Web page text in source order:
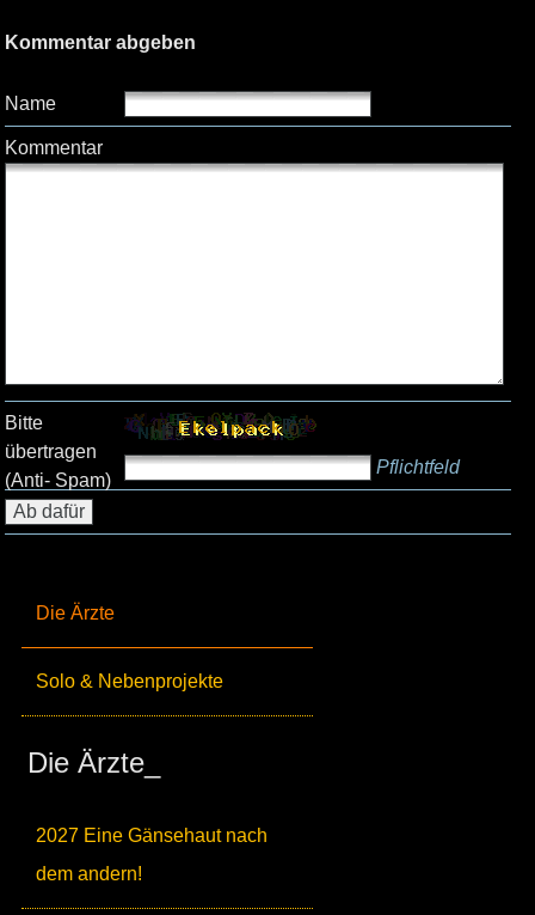
Die Ärzte
Solo & Nebenprojekte
Die Ärzte_
2027 Eine Gänsehaut nach
dem andern!
Kommentar abgeben
Name
Kommentar
Bitte
übertragen
(Anti- Spam)
Pflichtfeld